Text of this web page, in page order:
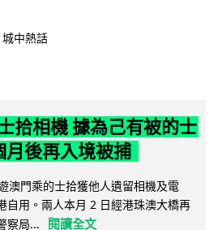
城中熱話
拾相機 據為己有被的士
月後再入境被捕
澳門乘的士拾獲他人遺留相機及電
自用。兩人本月 2 日經港珠澳大橋再
察局...
閱讀全文